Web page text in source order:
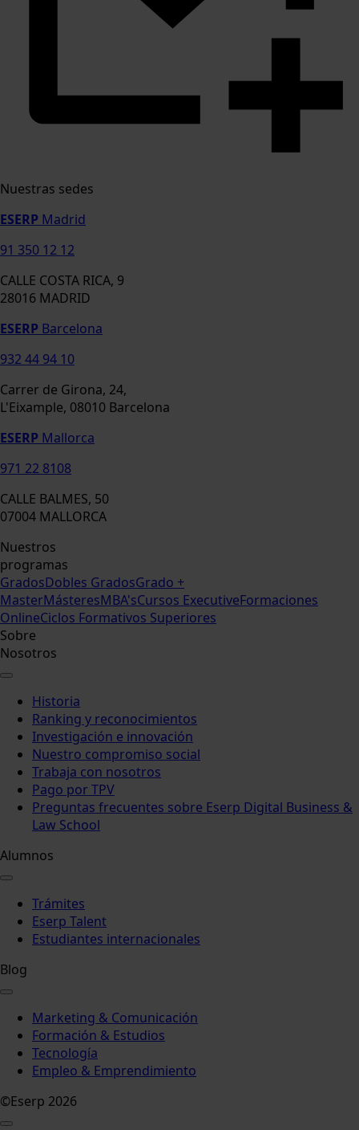
Nuestras sedes
ESERP Madrid
91 350 12 12
CALLE COSTA RICA, 9
28016 MADRID
ESERP Barcelona
932 44 94 10
Carrer de Girona, 24,
L'Eixample, 08010 Barcelona
ESERP Mallorca
971 22 8108
CALLE BALMES, 50
07004 MALLORCA
Nuestros
programas
GradosDobles GradosGrado +
MasterMásteresMBA'sCursos ExecutiveFormaciones
OnlineCiclos Formativos Superiores
Sobre
Nosotros
Historia
Ranking y reconocimientos
Investigación e innovación
Nuestro compromiso social
Trabaja con nosotros
Pago por TPV
Preguntas frecuentes sobre Eserp Digital Business &
Law School
Alumnos
Trámites
Eserp Talent
Estudiantes internacionales
Blog
Marketing & Comunicación
Formación & Estudios
Tecnología
Empleo & Emprendimiento
©Eserp 2026